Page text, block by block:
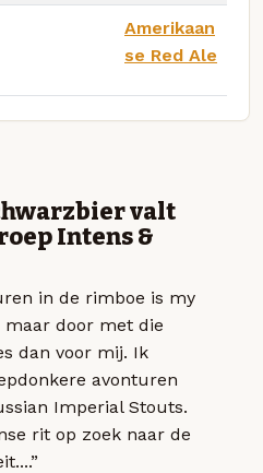
Amerikaan
se Red Ale
valt
Intens &
in de rimboe is my
door met die
dan voor mij. Ik
avonturen
Imperial Stouts.
rit op zoek naar de